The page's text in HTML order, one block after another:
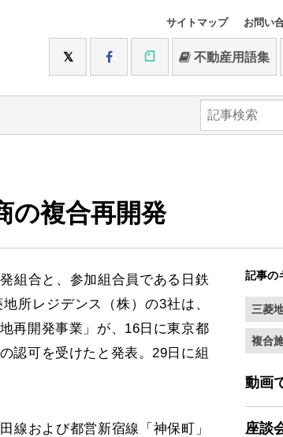
サイトマップ お問い
不動産用語集
の複合再開発
組合と、参加組合員である日鉄
所レジデンス（株）の3社は、
再開発事業」が、16日に東京都
認可を受けたと発表。29日に組
線および都営新宿線「神保町」
記事の
三菱
複合
動画
座談